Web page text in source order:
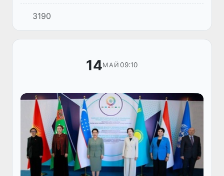
Сенатының он бесинши жалпы мәжилиси өз
жумысын баслады.
3190
14МАЙ 09:10